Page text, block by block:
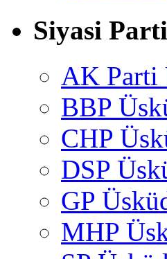
Siyasi
AK Parti
BBP
CHP
DSP
GP
MHP